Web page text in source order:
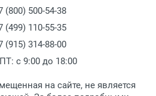
товара производится
на пункте
на расчетный счет.
переулок 17, корпус 1,
+7 (499) 110-55-35.
заказ поступает в пункт
менеджер связывается с
о поступлении
товара при себе
(800) 500-54-38
(499) 110-55-35
(915) 314-88-00
с 9:00 до 18:00
на сайте, не является